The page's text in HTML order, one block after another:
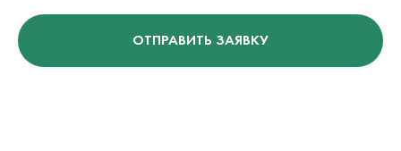
ОТПРАВИТЬ ЗАЯВКУ